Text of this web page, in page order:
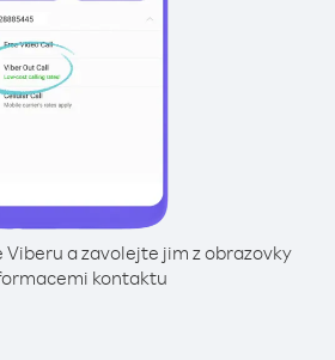
a zavolejte jim z obrazovky
kontaktu